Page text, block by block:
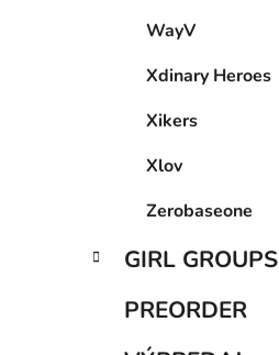
WayV
Xdinary Heroes
Xikers
Xlov
Zerobaseone
GIRL GROUPS
PREORDER